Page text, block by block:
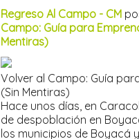
Regreso Al Campo - CM
Campo: Guía para
Mentiras)
Volver al Campo: Guía
(Sin Mentiras)
Hace unos días, en
de despoblación en
los municipios de Boyacá